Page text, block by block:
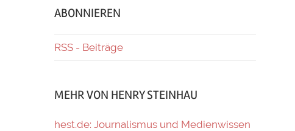
ABONNIEREN
RSS - Beiträge
MEHR VON HENRY STEINHAU
hest.de: Journalismus und Medienwissen